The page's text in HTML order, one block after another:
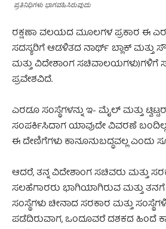
ಪ್ರತಿನಿಧಿಗಳು ಭಾಗವಹಿಸಿರುವುದು
ರಕ್ಷಣಾ ವಲಯದ ಮೂಲಗಳ ಪ್ರಕಾರ ಈ
ಸದಸ್ಯರಿಗೆ ಆಡಳಿತದ ನಾರ್ಥ್ ಬ್ಲಾಕ್ ಮತ್ತು
ಮತ್ತು ವಿದೇಶಾಂಗ ಸಚಿವಾಲಯಗಳು)ಗಳಿಗೆ
ಪ್ರವೇಶವಿದೆ.
ಎರಡೂ ಸಂಸ್ಥೆಗಳನ್ನು ಇ- ಮೈಲ್ ಮತ್ತು
ಸಂಪರ್ಕಿಸಿದಾಗ ಯಾವುದೇ ವಿವರಣೆ
ಈ ದೇಣಿಗೆಗಳು ಕಾನೂನುಬದ್ಧವಲ್ಲ ಎಂದು
ಆದರೆ, ತನ್ನ ವಿದೇಶಾಂಗ ಸಚಿವರು ಮತ್ತು
ಸಲಹೆಗಾರರು ಭಾಗಿಯಾಗಿರುವ ಮತ್ತು
ಸಂಸ್ಥೆಗಳು ಚೀನಾದ ಸರಕಾರ ಮತ್ತು
ಪಡೆದಿರುವಾಗ, ಒಂದೂವರೆ ದಶಕದ ಹಿಂದೆ